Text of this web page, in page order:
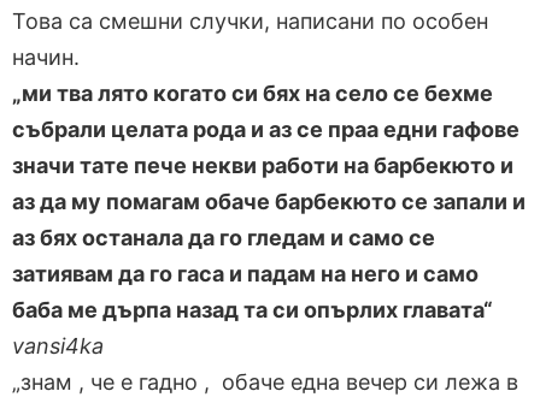
Това са смешни случки, написани по особен
начин.
„ми тва лято когато си бях на село се бехме
събрали целата рода и аз се праа едни гафове
значи тате пече некви работи на барбекюто и
аз да му помагам обаче барбекюто се запали и
аз бях останала да го гледам и само се
затиявам да го гаса и падам на него и само
баба ме дърпа назад та си опърлих главата“
vansi4ka
„знам , че е гадно , обаче една вечер си лежа в